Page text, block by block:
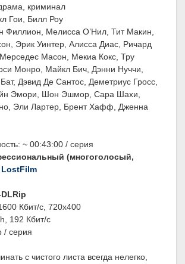
криминал
Гои, Билл Роу
Филлион, Мелисса О’Нил, Тит Макин,
Эрик Уинтер, Алисса Диас, Ричард
Масон, Мекиа Кокс, Тру
Монро, Майкл Бич, Дэнни Нуччи,
Дэвид Де Сантос, Деметриус Гросс,
Эмори, Шон Эшмор, Сара Шахи,
Эли Лартер, Брент Хафф, Дженна
~ 00:43:00 / серия
(многоголосый,
LostFilm
Кбит/с, 720x400
192 Кбит/с
/ серия
с чистого листа всегда нелегко,